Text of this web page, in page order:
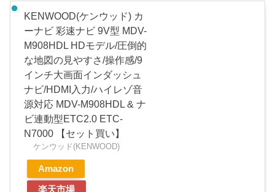
KENWOOD(ケンウッド) カ
ーナビ 彩速ナビ 9V型 MDV-
M908HDL HDモデル/圧倒的
な地図の見やすさ/操作感/9
インチ大画面インダッシュ
ナビ/HDMI入力/ハイレゾ音
源対応 MDV-M908HDL & ナ
ビ連動型ETC2.0 ETC-
N7000 【セット買い】
ケンウッド(KENWOOD)
Amazon
楽天市場